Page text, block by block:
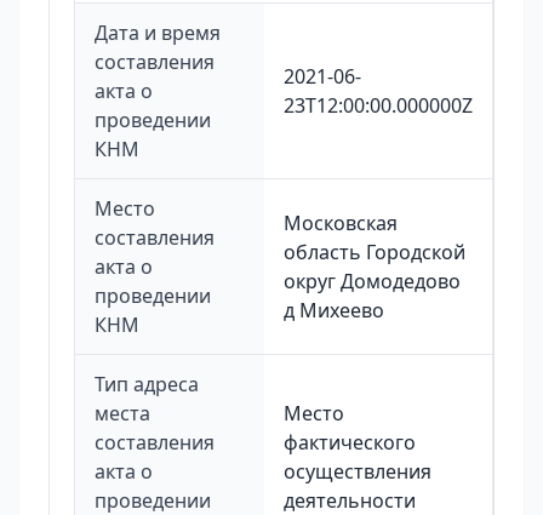
Дата и время
составления
акта о
проведении
КНМ
2021-06-
23T12:00:00.000000Z
Место
составления
акта о
проведении
КНМ
Московская
область Городской
округ Домодедово
д Михеево
Тип адреса
места
составления
акта о
проведении
Место
фактического
осуществления
деятельности